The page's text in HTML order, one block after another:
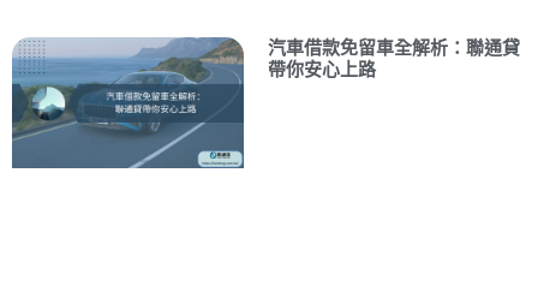
汽車借款免留車全解析：聯通貸
帶你安心上路